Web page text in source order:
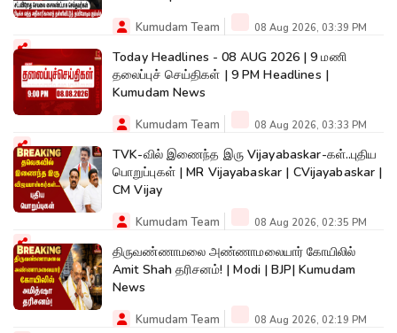
Kumudam Team 08 Aug 2026, 03:39 PM
Today Headlines - 08 AUG 2026 | 9 மணி
தலைப்புச் செய்திகள் | 9 PM Headlines |
Kumudam News
Kumudam Team 08 Aug 2026, 03:33 PM
TVK-வில் இணைந்த இரு Vijayabaskar-கள்..புதிய
பொறுப்புகள் | MR Vijayabaskar | CVijayabaskar |
CM Vijay
Kumudam Team 08 Aug 2026, 02:35 PM
திருவண்ணாமலை அண்ணாமலையார் கோயிலில்
Amit Shah தரிசனம்! | Modi | BJP| Kumudam
News
Kumudam Team 08 Aug 2026, 02:19 PM